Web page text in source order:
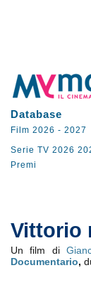
Database
Film 2026 - 2027
Serie TV 2026
Premi
Vittorio
Un film di
Documentario,